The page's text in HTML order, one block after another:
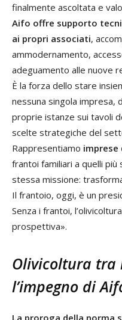
finalmente ascoltata e
Aifo offre supporto
ai propri associati,
ammodernamento,
adeguamento alle nuove
È la forza dello stare
nessuna singola
proprie istanze sui tavoli
scelte strategiche del
Rappresentiamo imprese
frantoi familiari a quelli
stessa missione:
Il frantoio, oggi, è un
Senza i frantoi,
prospettiva».
Olivicoltura tra
l’impegno di
La proroga della norma